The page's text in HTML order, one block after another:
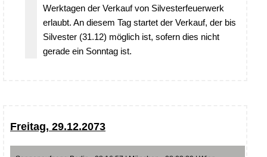
Werktagen der Verkauf von Silvesterfeuerwerk
erlaubt. An diesem Tag startet der Verkauf, der bis
Silvester (31.12) möglich ist, sofern dies nicht
gerade ein Sonntag ist.
Freitag, 29.12.2073